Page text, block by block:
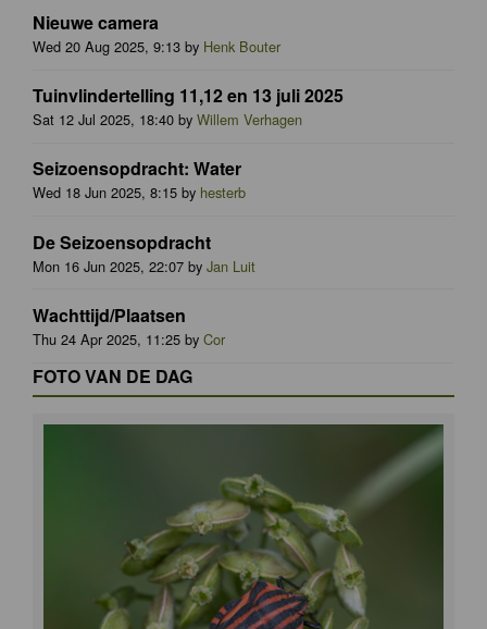
Nieuwe camera
Wed 20 Aug 2025, 9:13 by Henk Bouter
Tuinvlindertelling 11,12 en 13 juli 2025
Sat 12 Jul 2025, 18:40 by Willem Verhagen
Seizoensopdracht: Water
Wed 18 Jun 2025, 8:15 by hesterb
De Seizoensopdracht
Mon 16 Jun 2025, 22:07 by Jan Luit
Wachttijd/Plaatsen
Thu 24 Apr 2025, 11:25 by Cor
FOTO VAN DE DAG